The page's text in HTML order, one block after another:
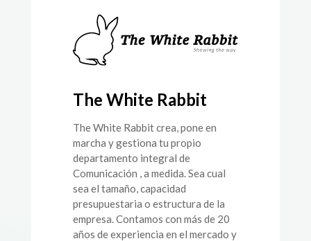
The White Rabbit
The White Rabbit crea, pone en
marcha y gestiona tu propio
departamento integral de
Comunicación , a medida. Sea cual
sea el tamaño, capacidad
presupuestaria o estructura de la
empresa. Contamos con más de 20
años de experiencia en el mercado y